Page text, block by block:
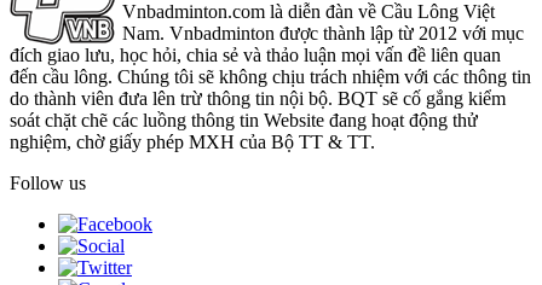
Vnbadminton.com là diễn đàn về Cầu Lông Việt
Nam. Vnbadminton được thành lập từ 2012 với mục
đích giao lưu, học hỏi, chia sẻ và thảo luận mọi vấn đề liên quan
đến cầu lông. Chúng tôi sẽ không chịu trách nhiệm với các thông tin
do thành viên đưa lên trừ thông tin nội bộ. BQT sẽ cố gắng kiểm
soát chặt chẽ các luồng thông tin Website đang hoạt động thử
nghiệm, chờ giấy phép MXH của Bộ TT & TT.
Follow us